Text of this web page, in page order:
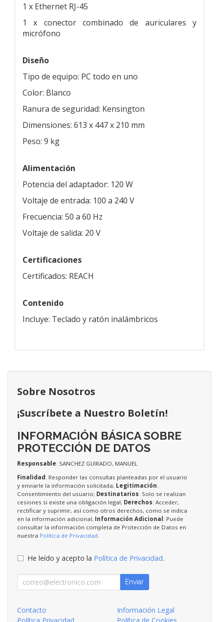
1 x Ethernet RJ-45
1 x conector combinado de auriculares y
micrófono
Diseño
Tipo de equipo: PC todo en uno
Color: Blanco
Ranura de seguridad: Kensington
Dimensiones: 613 x 447 x 210 mm
Peso: 9 kg
Alimentación
Potencia del adaptador: 120 W
Voltaje de entrada: 100 a 240 V
Frecuencia: 50 a 60 Hz
Voltaje de salida: 20 V
Certificaciones
Certificados: REACH
Contenido
Incluye: Teclado y ratón inalámbricos
Sobre Nosotros
¡Suscríbete a Nuestro Boletín!
INFORMACIÓN BÁSICA SOBRE
PROTECCIÓN DE DATOS
Responsable: SANCHEZ GUIRADO, MANUEL
Finalidad: Responder las consultas planteadas por el usuario
y enviarle la información solicitada; Legitimación:
Consentimiento del usuario; Destinatarios: Solo se realizan
cesiones si existe una obligación legal; Derechos: Acceder,
rectificar y suprimir, así como otros derechos, como se indica
en la información adicional; Información Adicional: Puede
consultar la información completa de Protección de Datos en
nuestra Política de Privacidad
He leído y acepto la Política de Privacidad.
Enviar
Contacto
Información Legal
Política Privacidad
Política de Cookies